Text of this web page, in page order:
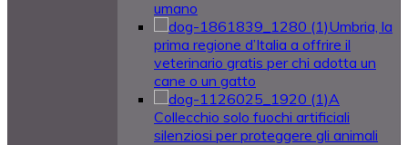
umano
Umbria, la
prima regione d’Italia a offrire il
veterinario gratis per chi adotta un
cane o un gatto
A
Collecchio solo fuochi artificiali
silenziosi per proteggere gli animali